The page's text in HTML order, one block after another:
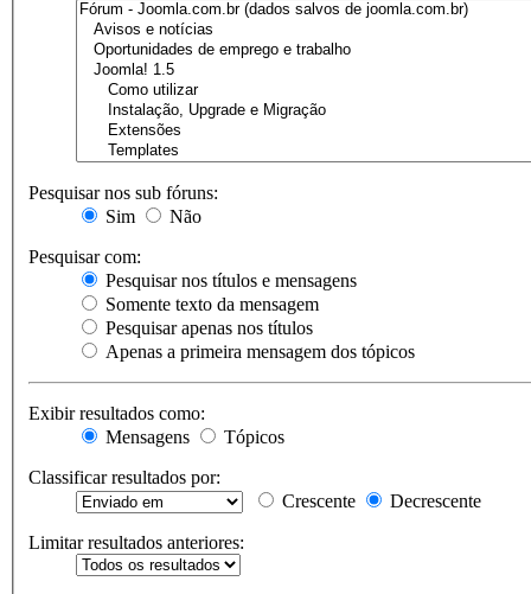
Pesquisar nos sub fóruns:
Sim
Não
Pesquisar com:
Pesquisar nos títulos e mensagens
Somente texto da mensagem
Pesquisar apenas nos títulos
Apenas a primeira mensagem dos tópicos
Exibir resultados como:
Mensagens
Tópicos
Classificar resultados por:
Crescente
Decrescente
Limitar resultados anteriores: